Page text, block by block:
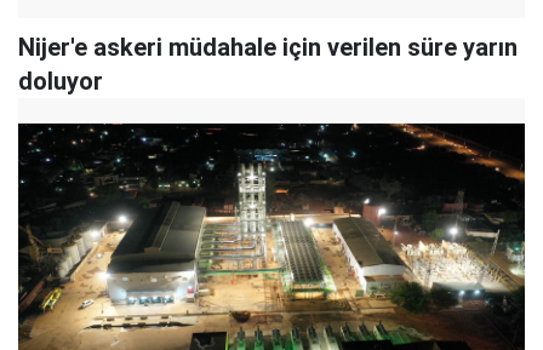
Nijer'e askeri müdahale için verilen süre yarın
doluyor